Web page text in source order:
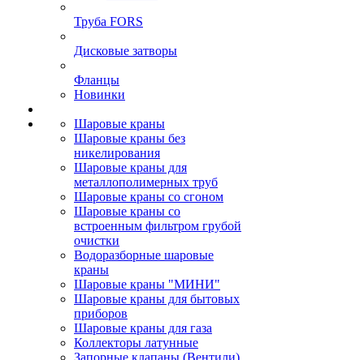
Труба FORS
Дисковые затворы
Фланцы
Новинки
Шаровые краны
Шаровые краны без
никелирования
Шаровые краны для
металлополимерных труб
Шаровые краны со сгоном
Шаровые краны со
встроенным фильтром грубой
очистки
Водоразборные шаровые
краны
Шаровые краны "МИНИ"
Шаровые краны для бытовых
приборов
Шаровые краны для газа
Коллекторы латунные
Запорные клапаны (Вентили)